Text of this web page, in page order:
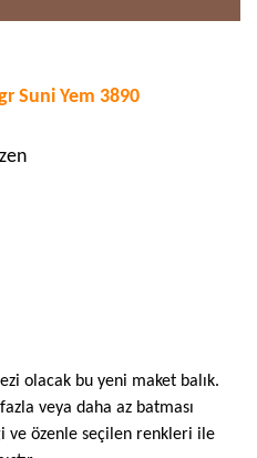
Suni Yem 3890
olacak bu yeni maket balık.
veya daha az batması
ve özenle seçilen renkleri ile